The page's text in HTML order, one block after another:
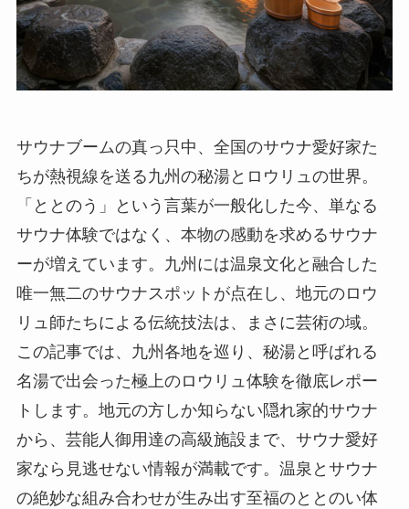
サウナブームの真っ只中、全国のサウナ愛好家た
ちが熱視線を送る九州の秘湯とロウリュの世界。
「ととのう」という言葉が一般化した今、単なる
サウナ体験ではなく、本物の感動を求めるサウナ
ーが増えています。九州には温泉文化と融合した
唯一無二のサウナスポットが点在し、地元のロウ
リュ師たちによる伝統技法は、まさに芸術の域。
この記事では、九州各地を巡り、秘湯と呼ばれる
名湯で出会った極上のロウリュ体験を徹底レポー
トします。地元の方しか知らない隠れ家的サウナ
から、芸能人御用達の高級施設まで、サウナ愛好
家なら見逃せない情報が満載です。温泉とサウナ
の絶妙な組み合わせが生み出す至福のととのい体